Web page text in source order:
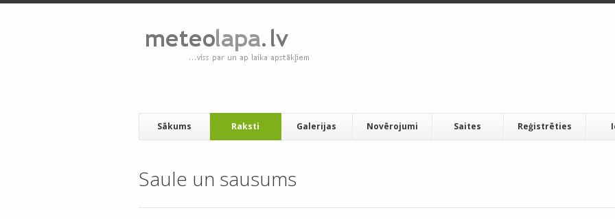
Sākums Raksti Galerijas Novērojumi Saites Reģistrēties
Saule un sausums